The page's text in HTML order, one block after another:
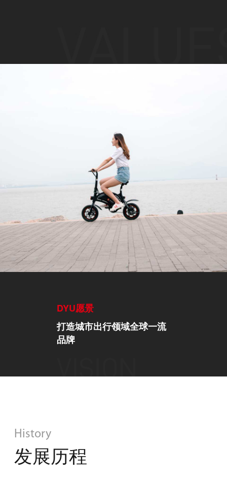
DYU愿景
打造城市出行领域全球一流
品牌
History
发展历程